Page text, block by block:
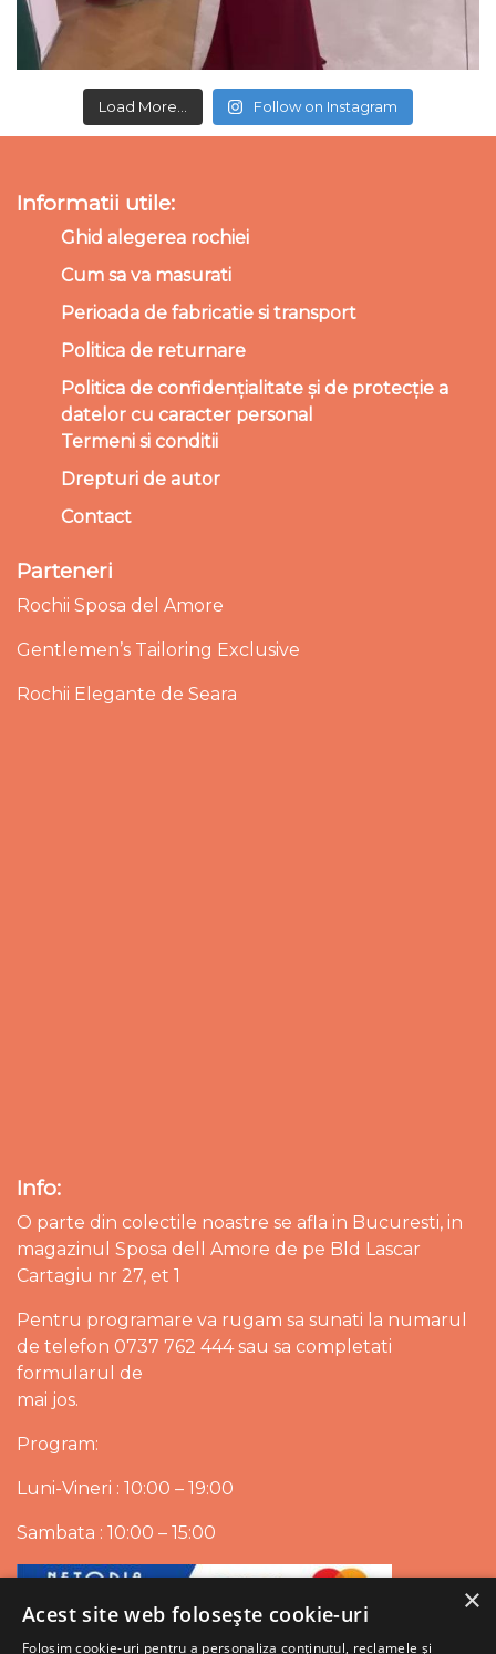
Load More... Follow on Instagram
Informatii utile:
Ghid alegerea rochiei
Cum sa va masurati
Perioada de fabricatie si transport
Politica de returnare
Politica de confidențialitate și de protecție a
datelor cu caracter personal
Termeni si conditii
Drepturi de autor
Contact
Parteneri
Rochii Sposa del Amore
Gentlemen’s Tailoring Exclusive
Rochii Elegante de Seara
Info:
O parte din colectile noastre se afla in Bucuresti, in
magazinul Sposa dell Amore de pe Bld Lascar
Cartagiu nr 27, et 1
Pentru programare va rugam sa sunati la numarul
de telefon 0737 762 444 sau sa completati
formularul de
mai jos.
Program:
Luni-Vineri : 10:00 – 19:00
Sambata : 10:00 – 15:00
×
Acest site web folosește cookie-uri
Folosim cookie-uri pentru a personaliza conținutul, reclamele și